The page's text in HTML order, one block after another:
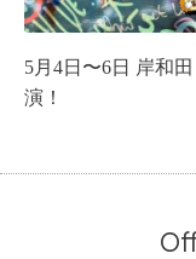
5月4日〜6日 岸和
演！